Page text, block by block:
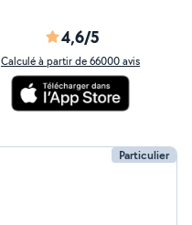
4,6/5
Calculé à partir de 66000 avis
Particulier